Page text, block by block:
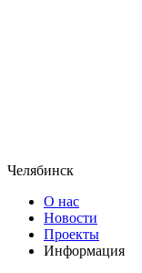
Челябинск
О нас
Новости
Проекты
Информация